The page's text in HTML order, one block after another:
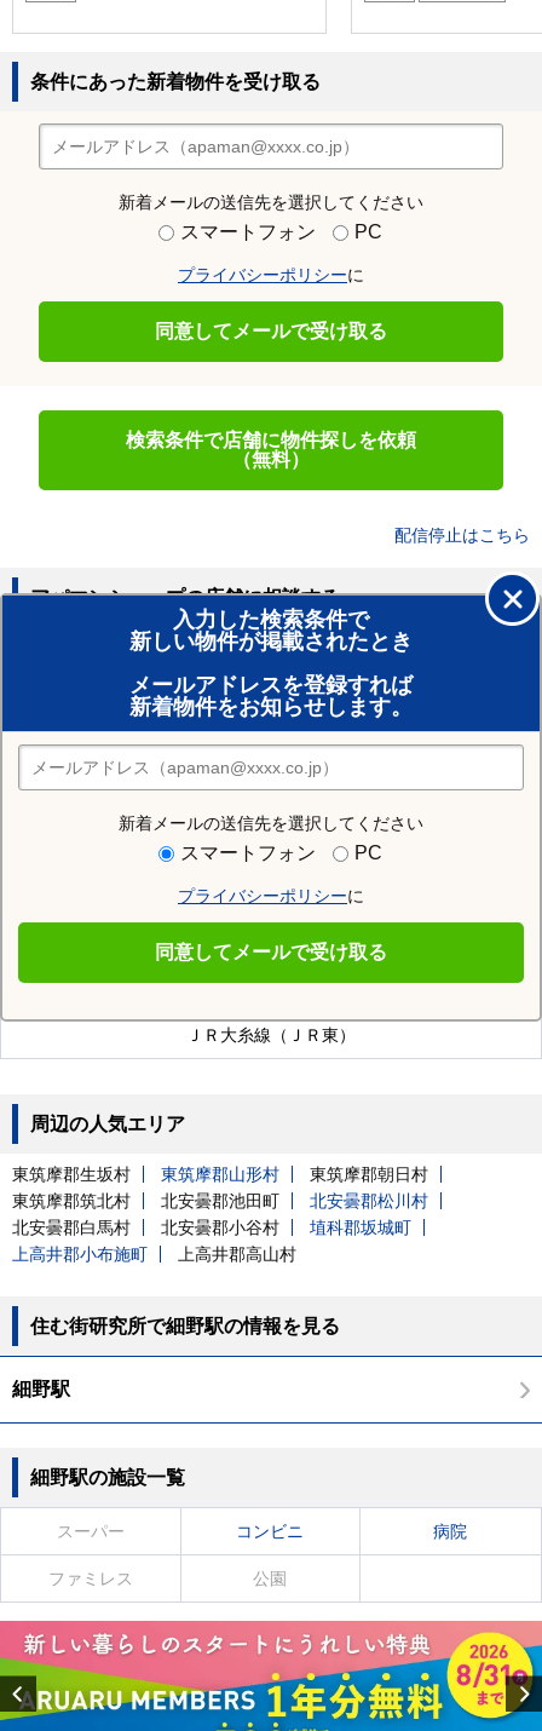
条件にあった新着物件を受け取る
新着メールの送信先を選択してください
スマートフォン PC
プライバシーポリシーに
同意してメールで受け取る
検索条件で店舗に物件探しを依頼
（無料）
配信停止はこちら
入力した検索条件で
新しい物件が掲載されたとき
メールアドレスを登録すれば
新着物件をお知らせします。
新着メールの送信先を選択してください
スマートフォン PC
プライバシーポリシーに
同意してメールで受け取る
アパマンショップの店舗に相談する
賃貸のプロがお部屋探し！
おまかせ物件リクエスト
住みたい街の店舗を探す
店舗検索
細野駅を通る沿線
ＪＲ大糸線（ＪＲ東）
周辺の人気エリア
東筑摩郡生坂村 東筑摩郡山形村
東筑摩郡朝日村
東筑摩郡筑北村
北安曇郡池田町
北安曇郡松川村
北安曇郡白馬村
北安曇郡小谷村
埴科郡坂城町
上高井郡小布施町
上高井郡高山村
住む街研究所で細野駅の情報を見る
細野駅
細野駅の施設一覧
スーパー コンビニ 病院
ファミレス 公園
Previous